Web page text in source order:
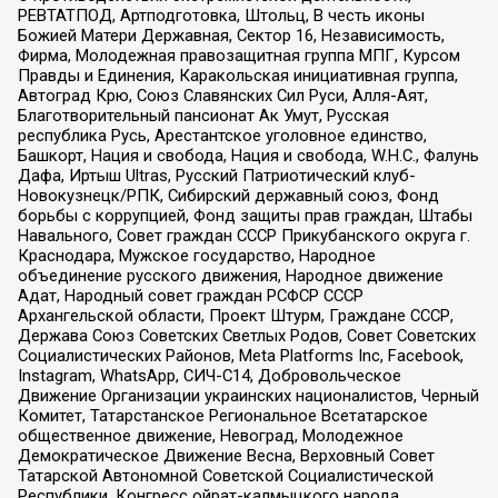
РЕВТАТПОД, Артподготовка, Штольц, В честь иконы
Божией Матери Державная, Сектор 16, Независимость,
Фирма, Молодежная правозащитная группа МПГ, Курсом
Правды и Единения, Каракольская инициативная группа,
Автоград Крю, Союз Славянских Сил Руси, Алля-Аят,
Благотворительный пансионат Ак Умут, Русская
республика Русь, Арестантское уголовное единство,
Башкорт, Нация и свобода, Нация и свобода, W.H.С., Фалунь
Дафа, Иртыш Ultras, Русский Патриотический клуб-
Новокузнецк/РПК, Сибирский державный союз, Фонд
борьбы с коррупцией, Фонд защиты прав граждан, Штабы
Навального, Совет граждан СССР Прикубанского округа г.
Краснодара, Мужское государство, Народное
объединение русского движения, Народное движение
Адат, Народный совет граждан РСФСР СССР
Архангельской области, Проект Штурм, Граждане СССР,
Держава Союз Советских Светлых Родов, Совет Советских
Социалистических Районов, Meta Platforms Inc, Facebook,
Instagram, WhatsApp, СИЧ-С14, Добровольческое
Движение Организации украинских националистов, Черный
Комитет, Татарстанское Региональное Всетатарское
общественное движение, Невоград, Молодежное
Демократическое Движение Весна, Верховный Совет
Татарской Автономной Советской Социалистической